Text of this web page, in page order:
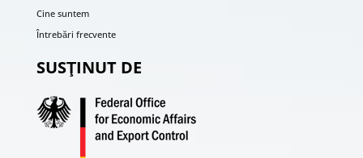
Cine suntem
Întrebări frecvente
SUSŢINUT DE